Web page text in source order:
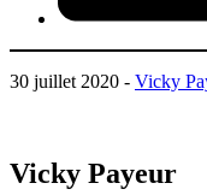
30 juillet 2020 - Vicky
Vicky Payeur